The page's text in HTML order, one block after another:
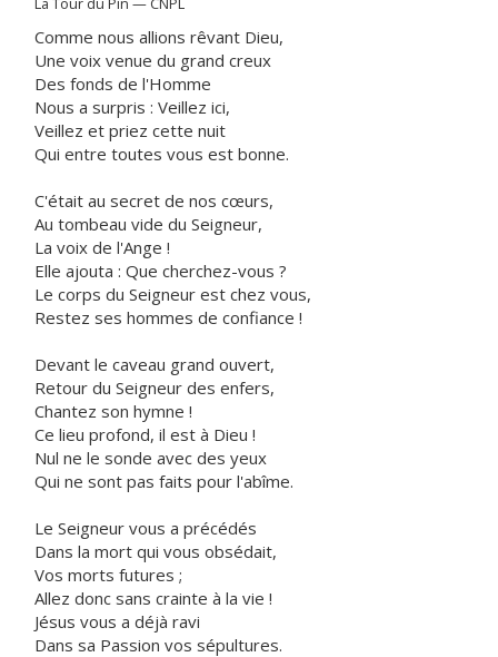
Comme nous allions rêvant Dieu,
Une voix venue du grand creux
Des fonds de l'Homme
Nous a surpris : Veillez ici,
Veillez et priez cette nuit
Qui entre toutes vous est bonne.
C'était au secret de nos cœurs,
Au tombeau vide du Seigneur,
La voix de l'Ange !
Elle ajouta : Que cherchez-vous ?
Le corps du Seigneur est chez vous,
Restez ses hommes de confiance !
Devant le caveau grand ouvert,
Retour du Seigneur des enfers,
Chantez son hymne !
Ce lieu profond, il est à Dieu !
Nul ne le sonde avec des yeux
Qui ne sont pas faits pour l'abîme.
Le Seigneur vous a précédés
Dans la mort qui vous obsédait,
Vos morts futures ;
Allez donc sans crainte à la vie !
Jésus vous a déjà ravi
Dans sa Passion vos sépultures.